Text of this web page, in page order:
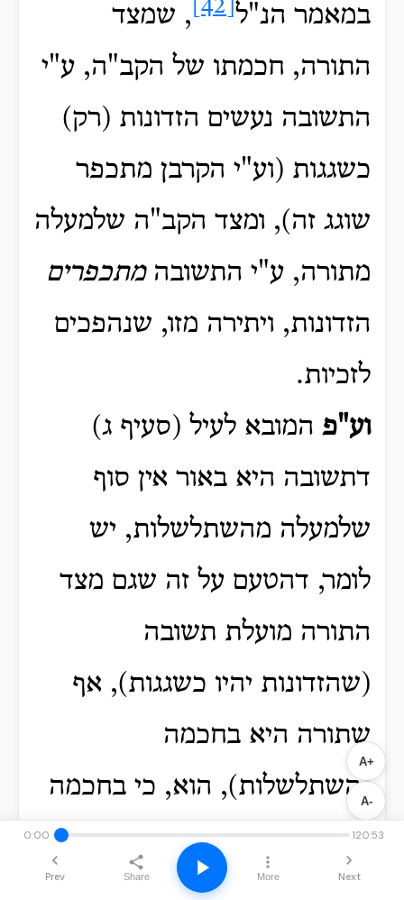
במאמר הנ"ל
, שמצד
התורה, חכמתו של הקב"ה, ע"י
התשובה נעשים הזדונות (רק)
כשגגות (וע"י הקרבן מתכפר
שוגג זה), ומצד הקב"ה שלמעלה
מתורה, ע"י התשובהמתכפרים
הזדונות, ויתירה מזו, שנהפכים
לזכיות.
וע"פ המובא לעיל (סעיף ג)
דתשובה היא באור אין סוף
שלמעלה מהשתלשלות, יש
לומר, דהטעם על זה שגם מצד
התורה מועלת תשובה
(שהזדונות יהיו כשגגות), אף
שתורה היא בחכמה
(השתלשלות), הוא, כי בחכמה
שורה אוא"ס שלמעלה
[43]
A+
A-
0:00 120:53
Prev Share More Next